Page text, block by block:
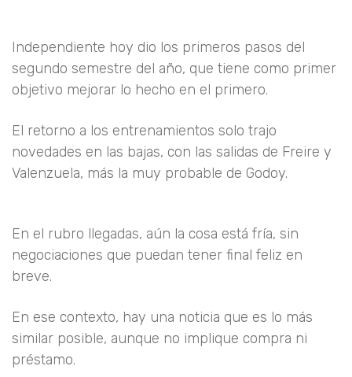
Independiente hoy dio los primeros pasos del
segundo semestre del año, que tiene como primer
objetivo mejorar lo hecho en el primero.
El retorno a los entrenamientos solo trajo
novedades en las bajas, con las salidas de Freire y
Valenzuela, más la muy probable de Godoy.
En el rubro llegadas, aún la cosa está fría, sin
negociaciones que puedan tener final feliz en
breve.
En ese contexto, hay una noticia que es lo más
similar posible, aunque no implique compra ni
préstamo.